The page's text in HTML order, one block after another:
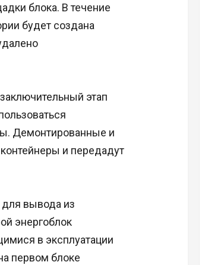
блока. В течение
будет создана
этап
Демонтированные и
и передадут
вывода из
энергоблок
в эксплуатации
первом блоке